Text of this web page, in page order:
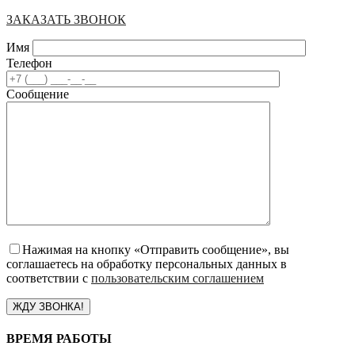
ЗАКАЗАТЬ ЗВОНОК
Имя
Телефон
Сообщение
Нажимая на кнопку «Отправить сообщение», вы
соглашаетесь на обработку персональных данных в
соответствии с пользовательским соглашением
ВРЕМЯ РАБОТЫ